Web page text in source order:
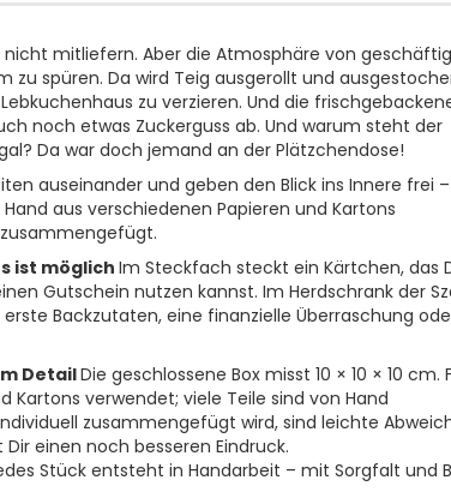
nicht mitliefern. Aber die Atmosphäre von
spüren. Da wird Teig ausgerollt und
zu verzieren. Und die
noch etwas Zuckerguss ab. Und warum steht der
Da war doch jemand an der Plätzchendose!
auseinander und geben den Blick ins Innere frei
aus verschiedenen Papieren und Kartons
ist möglichIm Steckfach steckt ein Kärtchen, das
Gutschein nutzen kannst. Im Herdschrank der
Backzutaten, eine finanzielle Überraschung
DetailDie geschlossene Box misst 10 × 10 × 10 cm.
verwendet; viele Teile sind von Hand
zusammengefügt wird, sind leichte
Dir einen noch besseren Eindruck.
Stück entsteht in Handarbeit – mit Sorgfalt und